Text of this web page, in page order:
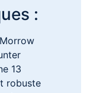
:
13
robuste